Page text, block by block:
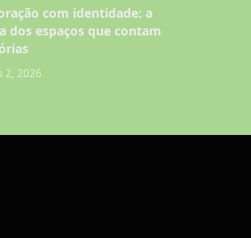
com identidade: a
dos espaços que contam
2, 2026